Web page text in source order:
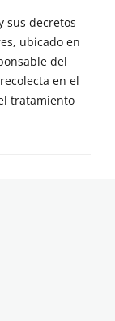
sus decretos
ubicado en
del
en el
tratamiento